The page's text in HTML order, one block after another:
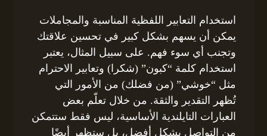
استخدام التعابير اللفظية المناسبة والمجاملات
يمكن أن يسهم بشكل كبير في تحسين علاقتك
وتجنب أي سوء فهم. على سبيل المثال، يعتبر
استخدام كلمة “كبون” (شكرا) وتعابير الاحترام
مثل “خوشي” (من فضلك) من الأمور التي
تُظهر التقدير والثقة. من خلال تعلّم بعض
العبارات التايلندية الأساسية، ليس فقط ستتمكن
من التواصل بشكل أفضل، بل ستظهر أيضًا